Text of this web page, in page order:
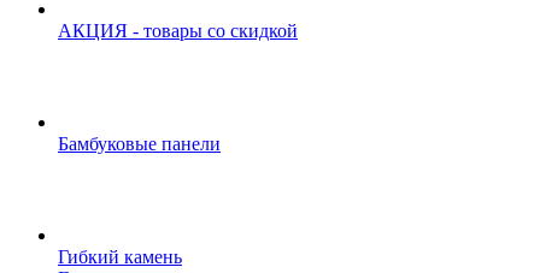
АКЦИЯ - товары со скидкой
Бамбуковые панели
Гибкий камень